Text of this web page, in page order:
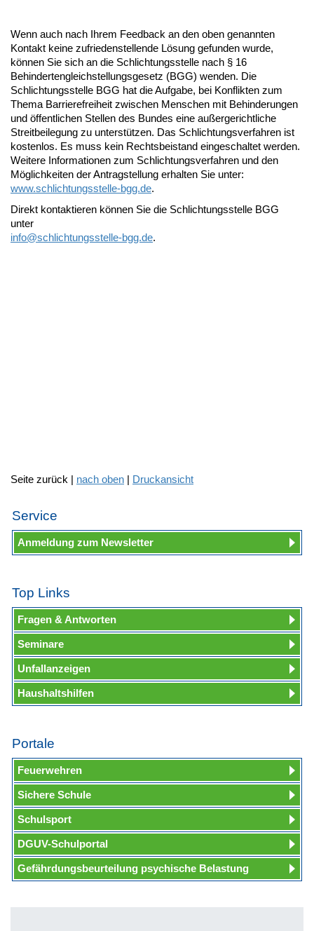
Wenn auch nach Ihrem Feedback an den oben genannten
Kontakt keine zufriedenstellende Lösung gefunden wurde,
können Sie sich an die Schlichtungsstelle nach § 16
Behindertengleichstellungsgesetz (BGG) wenden. Die
Schlichtungsstelle BGG hat die Aufgabe, bei Konflikten zum
Thema Barrierefreiheit zwischen Menschen mit Behinderungen
und öffentlichen Stellen des Bundes eine außergerichtliche
Streitbeilegung zu unterstützen. Das Schlichtungsverfahren ist
kostenlos. Es muss kein Rechtsbeistand eingeschaltet werden.
Weitere Informationen zum Schlichtungsverfahren und den
Möglichkeiten der Antragstellung erhalten Sie unter:
www.schlichtungsstelle-bgg.de.
Direkt kontaktieren können Sie die Schlichtungsstelle BGG
unter
info@schlichtungsstelle-bgg.de.
Seite zurück | nach oben | Druckansicht
Service
Anmeldung zum Newsletter
Top Links
Fragen & Antworten
Seminare
Unfallanzeigen
Haushaltshilfen
Portale
Feuerwehren
Sichere Schule
Schulsport
DGUV-Schulportal
Gefährdungsbeurteilung psychische Belastung